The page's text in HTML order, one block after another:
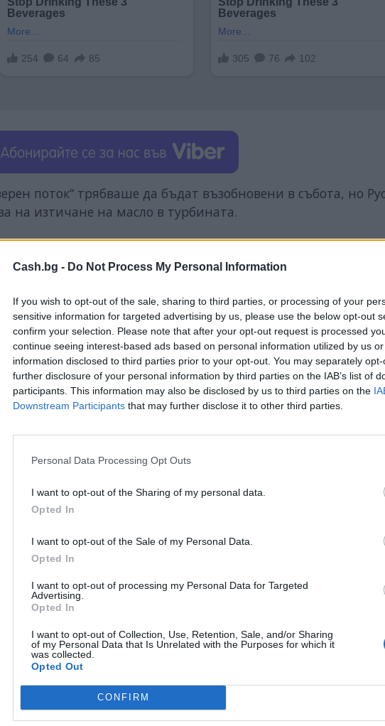
Cash.bg - Do Not Process My Personal Information
If you wish to opt-out of the sale, sharing to third parties, or processing of your
sensitive information for targeted advertising by us, please use the below opt-out
confirm your selection. Please note that after your opt-out request is processed
continue seeing interest-based ads based on personal information utilized by us
information disclosed to third parties prior to your opt-out. You may separately
further disclosure of your personal information by third parties on the IAB’s list of
participants. This information may also be disclosed by us to third parties on the
Downstream Participants that may further disclose it to other third parties.
Personal Data Processing Opt Outs
I want to opt-out of the Sharing of my personal data.
Opted In
I want to opt-out of the Sale of my Personal Data.
Opted In
I want to opt-out of processing my Personal Data for Targeted
Advertising.
Opted In
I want to opt-out of Collection, Use, Retention, Sale, and/or Sharing
of my Personal Data that Is Unrelated with the Purposes for which it
was collected.
Opted Out
CONFIRM
поток“ трябваше да бъдат възобновени в събота, но
на изтичане на масло в турбината.
Последвайте ни във
ТЕМАТАВЪВ facebook
статия в: